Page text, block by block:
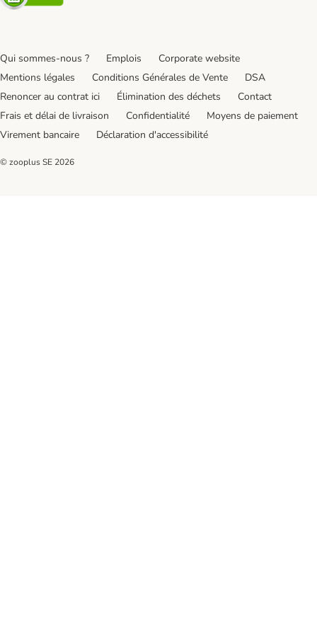
Qui sommes-nous ? Emplois
Corporate website
Mentions légales
Conditions Générales de Vente
DSA
Renoncer au contrat ici
Élimination des déchets
Contact
Frais et délai de livraison
Confidentialité
Moyens de paiement
Virement bancaire
Déclaration d'accessibilité
© zooplus SE 2026